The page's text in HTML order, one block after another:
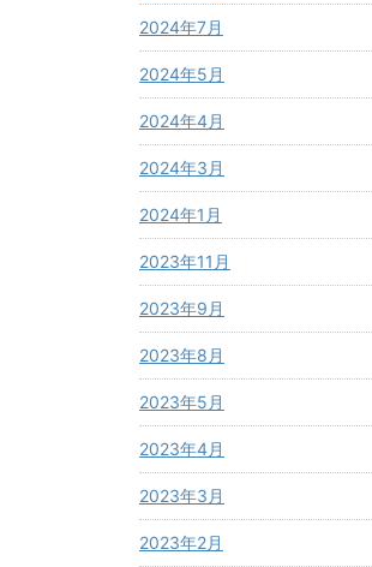
2024年7月
2024年5月
2024年4月
2024年3月
2024年1月
2023年11月
2023年9月
2023年8月
2023年5月
2023年4月
2023年3月
2023年2月